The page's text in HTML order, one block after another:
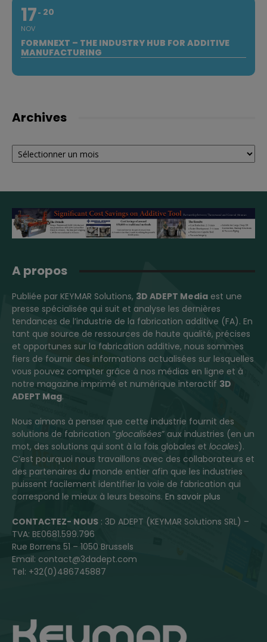
17
NOV
20
FORMNEXT – THE INDUSTRY HUB FOR ADDITIVE
MANUFACTURING
Archives
Archives
A propos
Publiée par KEYMAR Solutions, 3D ADEPT Media est une
presse spécialisée qui suit et analyse les dernières
tendances de l’industrie de la fabrication additive (FA). En
tant que source de ressources de haute qualité, précises
et opportunes sur la fabrication additive, nous sommes
fiers de fournir des informations actualisées sur lesquelles
vous pouvez compter grâce à nos médias en ligne et à
notre magazine imprimé et numérique interactif 3D
ADEPT Mag.
Nous aimons à penser que cette industrie fournit des
solutions de fabrication “glocalisées” aux industries (en un
mot, des solutions qui sont à la fois globales et locales).
C’est pourquoi nous travaillons avec des collaborateurs et
des partenaires du monde entier afin que les industries
puissent facilement identifier la voie de fabrication qui
correspond le mieux à leurs besoins. En savoir plus
CONTACTEZ- NOUS : 3D ADEPT (KEYMAR Solutions SRL) –
TVA: BE0681.599.796
Rue Borrens 51 – 1050 Brussels
Email: contact@3dadept.com
Tel: +32(0)486745887